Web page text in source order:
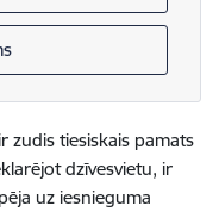
zudis tiesiskais pamats
dzīvesvietu, ir
uz iesnieguma